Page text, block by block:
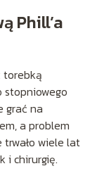
Phill’a
torebką
stopniowego
grać na
a problem
trwało wiele lat
i chirurgię.